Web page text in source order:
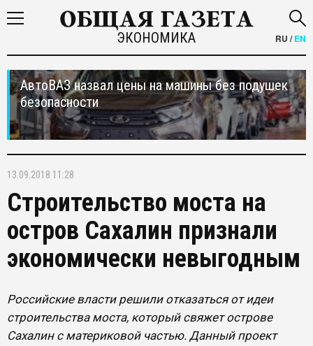
ЭКОНОМИКА RU /EN
АвтоВАЗ назвал цены на машины без подушек
безопасности
13.09.2018 11:28
Строительство моста на
остров Сахалин признали
экономически невыгодным
Российские власти решили отказаться от идеи
строительства моста, который свяжет острове
Сахалин с материковой частью. Данный проект